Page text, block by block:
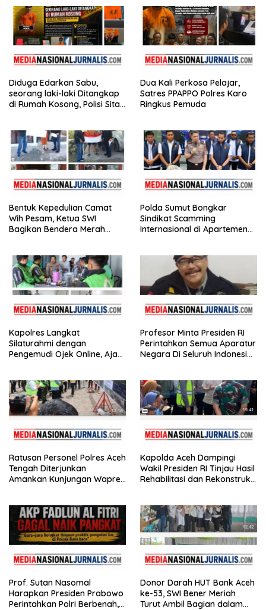
Diduga Edarkan Sabu,
seorang laki-laki Ditangkap
di Rumah Kosong, Polisi Sita
Dua Kali Perkosa Pelajar,
Satres PPAPPO Polres Karo
Ringkus Pemuda
Bentuk Kepedulian Camat
Wih Pesam, Ketua SWI
Bagikan Bendera Merah
Polda Sumut Bongkar
Sindikat Scamming
Internasional di Apartemen
Kapolres Langkat
Silaturahmi dengan
Pengemudi Ojek Online, Ajak
Profesor Minta Presiden RI
Perintahkan Semua Aparatur
Negara Di Seluruh Indonesia
Ratusan Personel Polres Aceh
Tengah Diterjunkan
Amankan Kunjungan Wapres
Kapolda Aceh Dampingi
Wakil Presiden RI Tinjau Hasil
Rehabilitasi dan Rekonstruksi
Prof. Sutan Nasomal
Harapkan Presiden Prabowo
Perintahkan Polri Berbenah,
Donor Darah HUT Bank Aceh
ke-53, SWI Bener Meriah
Turut Ambil Bagian dalam